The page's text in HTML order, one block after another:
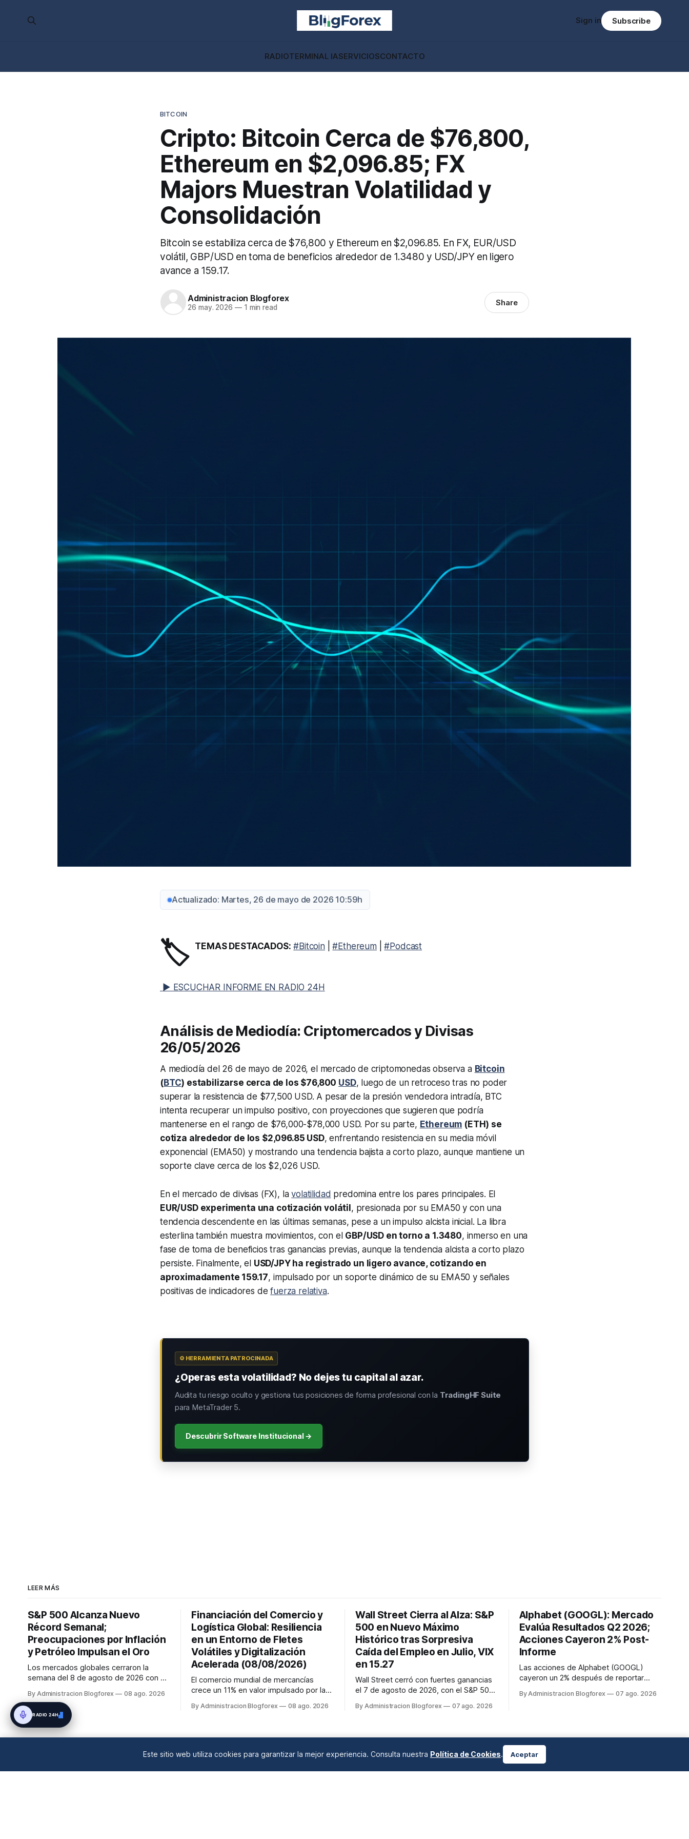
RADIOTERMINAL IASERVICIOSCONTACTO
Sign in Subscribe
BITCOIN
Cripto: Bitcoin Cerca de $76,800,
Ethereum en $2,096.85; FX
Majors Muestran Volatilidad y
Consolidación
Bitcoin se estabiliza cerca de $76,800 y Ethereum en $2,096.85. En FX, EUR/USD
volátil, GBP/USD en toma de beneficios alrededor de 1.3480 y USD/JPY en ligero
avance a 159.17.
Administracion Blogforex
26 may. 2026 —1 min read Share
Actualizado: Martes, 26 de mayo de 2026 10:59h
🏷️ TEMAS DESTACADOS: #Bitcoin|#Ethereum|#Podcast
▶ ESCUCHAR INFORME EN RADIO 24H
Análisis de Mediodía: Criptomercados y Divisas
26/05/2026
A mediodía del 26 de mayo de 2026, el mercado de criptomonedas observa a Bitcoin
(BTC) estabilizarse cerca de los $76,800 USD, luego de un retroceso tras no poder
superar la resistencia de $77,500 USD. A pesar de la presión vendedora intradía, BTC
intenta recuperar un impulso positivo, con proyecciones que sugieren que podría
mantenerse en el rango de $76,000-$78,000 USD. Por su parte, Ethereum (ETH) se
cotiza alrededor de los $2,096.85 USD, enfrentando resistencia en su media móvil
exponencial (EMA50) y mostrando una tendencia bajista a corto plazo, aunque mantiene un
soporte clave cerca de los $2,026 USD.
En el mercado de divisas (FX), lavolatilidad predomina entre los pares principales. El
EUR/USD experimenta una cotización volátil , presionada por su EMA50 y con una
tendencia descendente en las últimas semanas, pese a un impulso alcista inicial. La libra
esterlina también muestra movimientos, con el GBP/USD en torno a 1.3480, inmerso en una
fase de toma de beneficios tras ganancias previas, aunque la tendencia alcista a corto plazo
persiste. Finalmente, el USD/JPY ha registrado un ligero avance, cotizando en
aproximadamente 159.17, impulsado por un soporte dinámico de su EMA50 y señales
positivas de indicadores defuerza relativa.
⚙️ HERRAMIENTA PATROCINADA
¿Operas esta volatilidad? No dejes tu capital al azar.
Audita tu riesgo oculto y gestiona tus posiciones de forma profesional con la TradingHF Suite
para MetaTrader 5.
Descubrir Software Institucional →
LEER MÁS
S&P 500 Alcanza Nuevo
Récord Semanal;
Preocupaciones por Inflación
y Petróleo Impulsan el Oro
Los mercados globales cerraron la
semana del 8 de agosto de 2026 con el
históricos impulsado por el sector
tecnológico y la IA. La renta fija vio una
caída en los rendimientos del Tesoro de
EE. UU. tras un informe de empleo más
débil. El petróleo se mantuvo al ...
By Administracion Blogforex 08 ago. 2026
Financiación del Comercio y
Logística Global: Resiliencia
en un Entorno de Fletes
Volátiles y Digitalización
Acelerada (08/08/2026)
El comercio mundial de mercancías
crece un 11% en valor impulsado por la
aéreos mantienen su volatilidad y
en un 90% del crédito, se digitaliza y el
By Administracion Blogforex 08 ago. 2026
Wall Street Cierra al Alza: S&P
500 en Nuevo Máximo
Histórico tras Sorpresiva
Caída del Empleo en Julio, VIX
en 15.27
Wall Street cerró con fuertes ganancias
el 7 de agosto de 2026, con el S&P 500
7,757.64 puntos (+0.6%). El Dow Jones
empleo de julio inesperadamente ...
By Administracion Blogforex 07 ago. 2026
Alphabet (GOOGL): Mercado
Evalúa Resultados Q2 2026;
Acciones Cayeron 2% Post-
Informe
Las acciones de Alphabet (GOOGL)
cayeron un 2% después de reportar
2026, a pesar de superar las
IA.
By Administracion Blogforex 07 ago. 2026
Este sitio web utiliza cookies para garantizar la mejor experiencia. Consulta nuestra Política de Cookies. Aceptar
RADIO 24H